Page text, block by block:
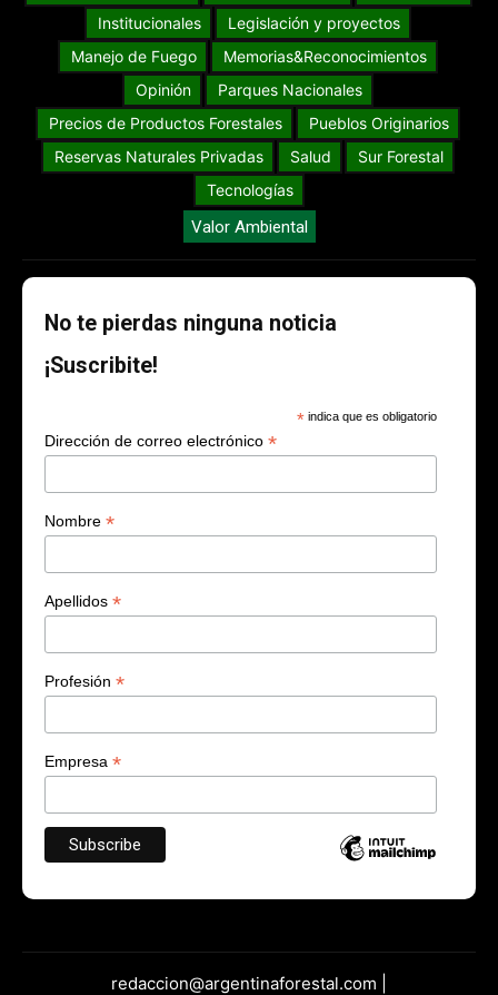
Institucionales
Legislación y proyectos
Manejo de Fuego
Memorias&Reconocimientos
Opinión
Parques Nacionales
Precios de Productos Forestales
Pueblos Originarios
Reservas Naturales Privadas
Salud
Sur Forestal
Tecnologías
Valor Ambiental
No te pierdas ninguna noticia
¡Suscribite!
* indica que es obligatorio
Dirección de correo electrónico *
Nombre *
Apellidos *
Profesión *
Empresa *
redaccion@argentinaforestal.com |